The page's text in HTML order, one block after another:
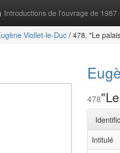
Introductions de l'ouvrage de 1987
Viollet-le-Duc/ 478. "Le
478
Intitulé